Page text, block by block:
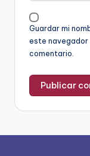
Guardar mi
este navegador
comentario.